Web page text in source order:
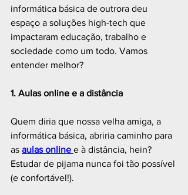
informática básica de outrora deu
espaço a soluções high-tech que
impactaram educação, trabalho e
sociedade como um todo. Vamos
entender melhor?
1. Aulas online e a distância
Quem diria que nossa velha amiga, a
informática básica, abriria caminho para
as aulas online e à distância, hein?
Estudar de pijama nunca foi tão possível
(e confortável!).